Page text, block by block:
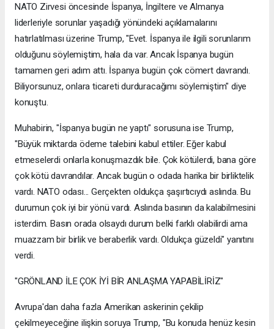
NATO Zirvesi öncesinde İspanya, İngiltere ve Almanya
liderleriyle sorunlar yaşadığı yönündeki açıklamalarını
hatırlatılması üzerine Trump, "Evet. İspanya ile ilgili sorunlarım
olduğunu söylemiştim, hala da var. Ancak İspanya bugün
tamamen geri adım attı. İspanya bugün çok cömert davrandı.
Biliyorsunuz, onlara ticareti durduracağımı söylemiştim" diye
konuştu.
Muhabirin, "İspanya bugün ne yaptı" sorusuna ise Trump,
"Büyük miktarda ödeme talebini kabul ettiler. Eğer kabul
etmeselerdi onlarla konuşmazdık bile. Çok kötülerdi, bana göre
çok kötü davrandılar. Ancak bugün o odada harika bir birliktelik
vardı. NATO odası... Gerçekten oldukça şaşırtıcıydı aslında. Bu
durumun çok iyi bir yönü vardı. Aslında basının da kalabilmesini
isterdim. Basın orada olsaydı durum belki farklı olabilirdi ama
muazzam bir birlik ve beraberlik vardı. Oldukça güzeldi" yanıtını
verdi.
"GRÖNLAND İLE ÇOK İYİ BİR ANLAŞMA YAPABİLİRİZ"
Avrupa'dan daha fazla Amerikan askerinin çekilip
çekilmeyeceğine ilişkin soruya Trump, "Bu konuda henüz kesin